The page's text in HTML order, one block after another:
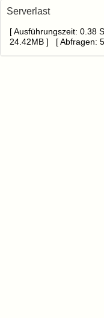
Serverlast
[ Ausführungszeit: 0.38
24.42MB ] [ Abfragen: